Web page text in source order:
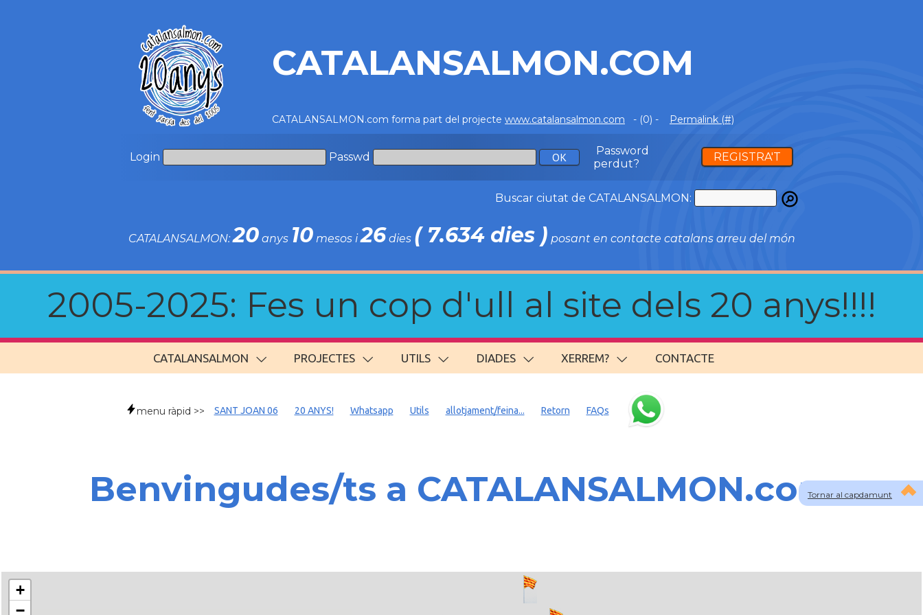
CATALANSALMON.COM
CATALANSALMON.com forma part del projecte www.catalansalmon.com - (0) - Permalink (#)
Login Passwd
Password
perdut?
REGISTRA'T
Buscar ciutat de CATALANSALMON:
CATALANSALMON:20anys 10mesos i26dies ( 7.634 dies ) posant en contacte catalans arreu del món
2005-2025: Fes un cop d'ull al site dels 20 anys!!!!
CATALANSALMON PROJECTES UTILS DIADES XERREM? CONTACTE
Tornar al capdamunt
menu ràpid >> SANT JOAN 06 20 ANYS! Whatsapp Utils allotjament/feina... Retorn FAQs
Benvingudes/ts a CATALANSALMON.com
+
−